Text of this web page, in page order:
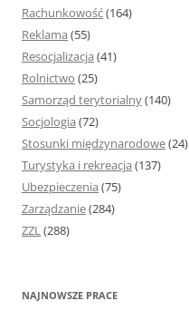
Rachunkowość(164)
Reklama (55)
Resocjalizacja (41)
Rolnictwo (25)
Samorząd terytorialny(140)
Socjologia (72)
Stosunki międzynarodowe(24)
Turystyka i rekreacja (137)
Ubezpieczenia (75)
Zarządzanie(284)
ZZL(288)
NAJNOWSZE PRACE